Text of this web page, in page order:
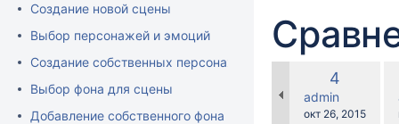
Создание новой сцены
Выбор персонажей и эмоций
Создание собственных персонажей
Выбор фона для сцены
Добавление собственного фона
Старая
версия
4
admin
Сохранено
окт 26, 2015